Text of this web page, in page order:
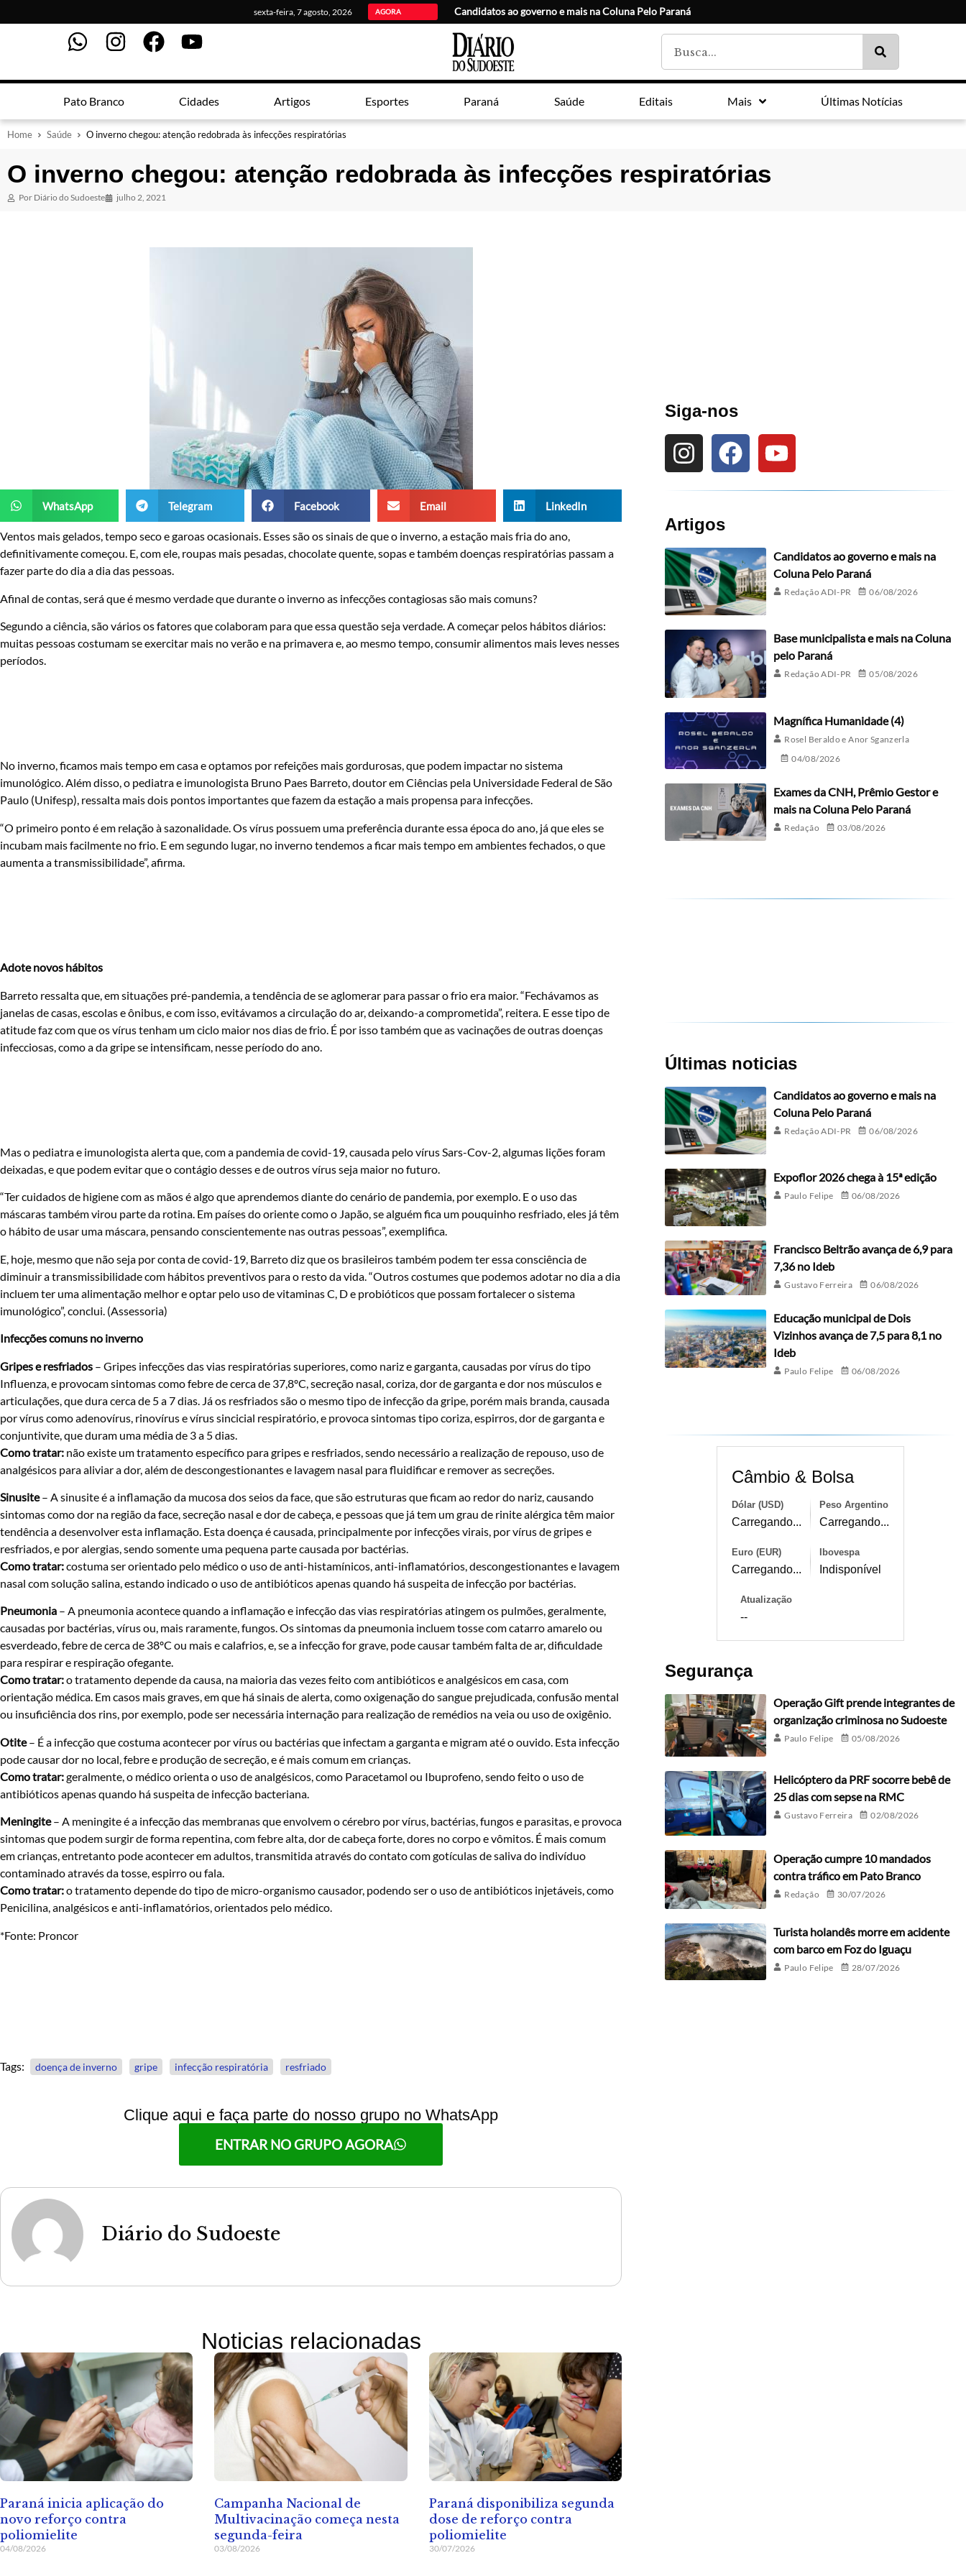
sexta-feira, 7 agosto, 2026 AGORA Candidatos ao governo e mais na Coluna Pelo Paraná
Pato Branco Cidades Artigos Esportes Paraná Saúde Editais Mais Últimas Notícias
Home Saúde O inverno chegou: atenção redobrada às infecções respiratórias
O inverno chegou: atenção redobrada às infecções respiratórias
Por Diário do Sudoeste julho 2, 2021
WhatsApp Telegram Facebook Email LinkedIn
Ventos mais gelados, tempo seco e garoas ocasionais. Esses são os sinais de que o inverno, a estação mais fria do ano,
definitivamente começou. E, com ele, roupas mais pesadas, chocolate quente, sopas e também doenças respiratórias passam a
fazer parte do dia a dia das pessoas.
Afinal de contas, será que é mesmo verdade que durante o inverno as infecções contagiosas são mais comuns?
Segundo a ciência, são vários os fatores que colaboram para que essa questão seja verdade. A começar pelos hábitos diários:
muitas pessoas costumam se exercitar mais no verão e na primavera e, ao mesmo tempo, consumir alimentos mais leves nesses
períodos.
No inverno, ficamos mais tempo em casa e optamos por refeições mais gordurosas, que podem impactar no sistema
imunológico. Além disso, o pediatra e imunologista Bruno Paes Barreto, doutor em Ciências pela Universidade Federal de São
Paulo (Unifesp), ressalta mais dois pontos importantes que fazem da estação a mais propensa para infecções.
“O primeiro ponto é em relação à sazonalidade. Os vírus possuem uma preferência durante essa época do ano, já que eles se
incubam mais facilmente no frio. E em segundo lugar, no inverno tendemos a ficar mais tempo em ambientes fechados, o que
aumenta a transmissibilidade”, afirma.
Adote novos hábitos
Barreto ressalta que, em situações pré-pandemia, a tendência de se aglomerar para passar o frio era maior. “Fechávamos as
janelas de casas, escolas e ônibus, e com isso, evitávamos a circulação do ar, deixando-a comprometida”, reitera. E esse tipo de
atitude faz com que os vírus tenham um ciclo maior nos dias de frio. É por isso também que as vacinações de outras doenças
infecciosas, como a da gripe se intensificam, nesse período do ano.
Mas o pediatra e imunologista alerta que, com a pandemia de covid-19, causada pelo vírus Sars-Cov-2, algumas lições foram
deixadas, e que podem evitar que o contágio desses e de outros vírus seja maior no futuro.
“Ter cuidados de higiene com as mãos é algo que aprendemos diante do cenário de pandemia, por exemplo. E o uso das
máscaras também virou parte da rotina. Em países do oriente como o Japão, se alguém fica um pouquinho resfriado, eles já têm
o hábito de usar uma máscara, pensando conscientemente nas outras pessoas”, exemplifica.
E, hoje, mesmo que não seja por conta de covid-19, Barreto diz que os brasileiros também podem ter essa consciência de
diminuir a transmissibilidade com hábitos preventivos para o resto da vida. “Outros costumes que podemos adotar no dia a dia
incluem ter uma alimentação melhor e optar pelo uso de vitaminas C, D e probióticos que possam fortalecer o sistema
imunológico”, conclui. (Assessoria)
Infecções comuns no inverno
Gripes e resfriados – Gripes infecções das vias respiratórias superiores, como nariz e garganta, causadas por vírus do tipo
Influenza, e provocam sintomas como febre de cerca de 37,8ºC, secreção nasal, coriza, dor de garganta e dor nos músculos e
articulações, que dura cerca de 5 a 7 dias. Já os resfriados são o mesmo tipo de infecção da gripe, porém mais branda, causada
por vírus como adenovírus, rinovírus e vírus sincicial respiratório, e provoca sintomas tipo coriza, espirros, dor de garganta e
conjuntivite, que duram uma média de 3 a 5 dias.
Como tratar: não existe um tratamento específico para gripes e resfriados, sendo necessário a realização de repouso, uso de
analgésicos para aliviar a dor, além de descongestionantes e lavagem nasal para fluidificar e remover as secreções.
Sinusite– A sinusite é a inflamação da mucosa dos seios da face, que são estruturas que ficam ao redor do nariz, causando
sintomas como dor na região da face, secreção nasal e dor de cabeça, e pessoas que já tem um grau de rinite alérgica têm maior
tendência a desenvolver esta inflamação. Esta doença é causada, principalmente por infecções virais, por vírus de gripes e
resfriados, e por alergias, sendo somente uma pequena parte causada por bactérias.
Como tratar:costuma ser orientado pelo médico o uso de anti-histamínicos, anti-inflamatórios, descongestionantes e lavagem
nasal com solução salina, estando indicado o uso de antibióticos apenas quando há suspeita de infecção por bactérias.
Pneumonia – A pneumonia acontece quando a inflamação e infecção das vias respiratórias atingem os pulmões, geralmente,
causadas por bactérias, vírus ou, mais raramente, fungos. Os sintomas da pneumonia incluem tosse com catarro amarelo ou
esverdeado, febre de cerca de 38ºC ou mais e calafrios, e, se a infecção for grave, pode causar também falta de ar, dificuldade
para respirar e respiração ofegante.
Como tratar:o tratamento depende da causa, na maioria das vezes feito com antibióticos e analgésicos em casa, com
orientação médica. Em casos mais graves, em que há sinais de alerta, como oxigenação do sangue prejudicada, confusão mental
ou insuficiência dos rins, por exemplo, pode ser necessária internação para realização de remédios na veia ou uso de oxigênio.
Otite– É a infecção que costuma acontecer por vírus ou bactérias que infectam a garganta e migram até o ouvido. Esta infecção
pode causar dor no local, febre e produção de secreção, e é mais comum em crianças.
Como tratar:geralmente, o médico orienta o uso de analgésicos, como Paracetamol ou Ibuprofeno, sendo feito o uso de
antibióticos apenas quando há suspeita de infecção bacteriana.
Meningite– A meningite é a infecção das membranas que envolvem o cérebro por vírus, bactérias, fungos e parasitas, e provoca
sintomas que podem surgir de forma repentina, com febre alta, dor de cabeça forte, dores no corpo e vômitos. É mais comum
em crianças, entretanto pode acontecer em adultos, transmitida através do contato com gotículas de saliva do indivíduo
contaminado através da tosse, espirro ou fala.
Como tratar:o tratamento depende do tipo de micro-organismo causador, podendo ser o uso de antibióticos injetáveis, como
Penicilina, analgésicos e anti-inflamatórios, orientados pelo médico.
*Fonte: Proncor
Tags: doença de inverno gripe infecção respiratória resfriado
Clique aqui e faça parte do nosso grupo no WhatsApp
ENTRAR NO GRUPO AGORA
Diário do Sudoeste
Noticias relacionadas
Paraná inicia aplicação do
novo reforço contra
poliomielite
04/08/2026
Campanha Nacional de
Multivacinação começa nesta
segunda-feira
03/08/2026
Paraná disponibiliza segunda
dose de reforço contra
poliomielite
30/07/2026
Siga-nos
Artigos
Candidatos ao governo e mais na
Coluna Pelo Paraná
Redação ADI-PR 06/08/2026
Base municipalista e mais na Coluna
pelo Paraná
Redação ADI-PR 05/08/2026
Magnífica Humanidade (4)
Rosel Beraldo e Anor Sganzerla
04/08/2026
Exames da CNH, Prêmio Gestor e
mais na Coluna Pelo Paraná
Redação 03/08/2026
Últimas noticias
Candidatos ao governo e mais na
Coluna Pelo Paraná
Redação ADI-PR 06/08/2026
Expoflor 2026 chega à 15ª edição
Paulo Felipe 06/08/2026
Francisco Beltrão avança de 6,9 para
7,36 no Ideb
Gustavo Ferreira 06/08/2026
Educação municipal de Dois
Vizinhos avança de 7,5 para 8,1 no
Ideb
Paulo Felipe 06/08/2026
Câmbio & Bolsa
Dólar (USD)
Carregando...
Peso Argentino
Carregando...
Euro (EUR)
Carregando...
Ibovespa
Indisponível
Atualização
--
Segurança
Operação Gift prende integrantes de
organização criminosa no Sudoeste
Paulo Felipe 05/08/2026
Helicóptero da PRF socorre bebê de
25 dias com sepse na RMC
Gustavo Ferreira 02/08/2026
Operação cumpre 10 mandados
contra tráfico em Pato Branco
Redação 30/07/2026
Turista holandês morre em acidente
com barco em Foz do Iguaçu
Paulo Felipe 28/07/2026